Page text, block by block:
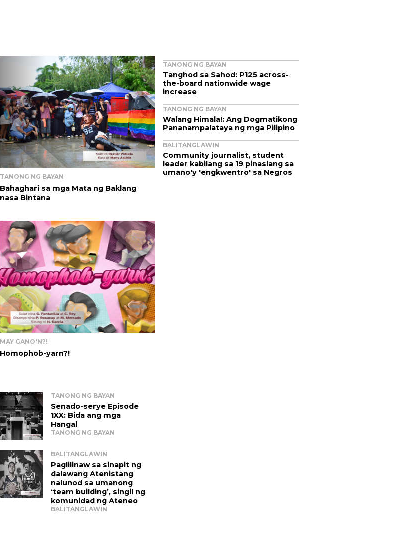
TANONG NG BAYAN
Bahaghari sa mga Mata ng Baklang
nasa Bintana
MAY GANO'N?!
Homophob-yarn?!
TANONG NG BAYAN
Senado-serye Episode
1XX: Bida ang mga
Hangal
TANONG NG BAYAN
BALITANGLAWIN
Paglilinaw sa sinapit ng
dalawang Atenistang
nalunod sa umanong
‘team building’, singil ng
komunidad ng Ateneo
BALITANGLAWIN
TANONG NG BAYAN
Tanghod sa Sahod: P125 across-
the-board nationwide wage
increase
TANONG NG BAYAN
Walang Himala!: Ang Dogmatikong
Pananampalataya ng mga Pilipino
BALITANGLAWIN
Community journalist, student
leader kabilang sa 19 pinaslang sa
umano'y 'engkwentro' sa Negros